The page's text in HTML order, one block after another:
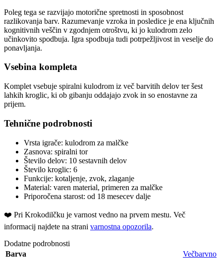
Poleg tega se razvijajo motorične spretnosti in sposobnost
razlikovanja barv. Razumevanje vzroka in posledice je ena ključnih
kognitivnih veščin v zgodnjem otroštvu, ki jo kulodrom zelo
učinkovito spodbuja. Igra spodbuja tudi potrpežljivost in veselje do
ponavljanja.
Vsebina kompleta
Komplet vsebuje spiralni kulodrom iz več barvitih delov ter šest
lahkih kroglic, ki ob gibanju oddajajo zvok in so enostavne za
prijem.
Tehnične podrobnosti
Vrsta igrače: kulodrom za malčke
Zasnova: spiralni tor
Število delov: 10 sestavnih delov
Število kroglic: 6
Funkcije: kotaljenje, zvok, zlaganje
Material: varen material, primeren za malčke
Priporočena starost: od 18 mesecev dalje
❤️ ️Pri Krokodilčku je varnost vedno na prvem mestu. Več
informacij najdete na strani varnostna opozorila.
Dodatne podrobnosti
Barva
Večbarvno